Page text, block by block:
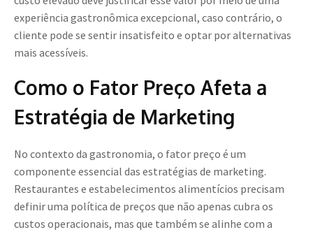
experiência gastronômica excepcional, caso contrário, o
cliente pode se sentir insatisfeito e optar por alternativas
mais acessíveis.
Como o Fator Preço Afeta a
Estratégia de Marketing
No contexto da gastronomia, o fator preço é um
componente essencial das estratégias de marketing.
Restaurantes e estabelecimentos alimentícios precisam
definir uma política de preços que não apenas cubra os
custos operacionais, mas que também se alinhe com a